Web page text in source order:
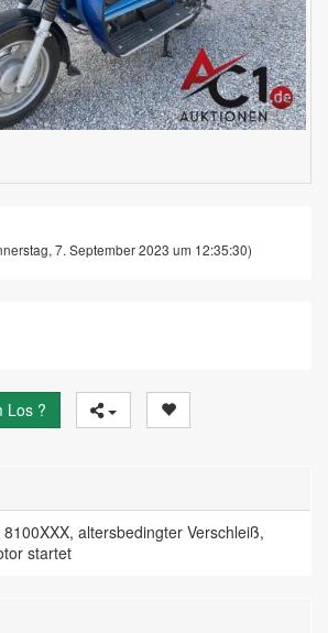
7. September 2023 um 12:35:30)
Los ?
altersbedingter Verschleiß,
startet